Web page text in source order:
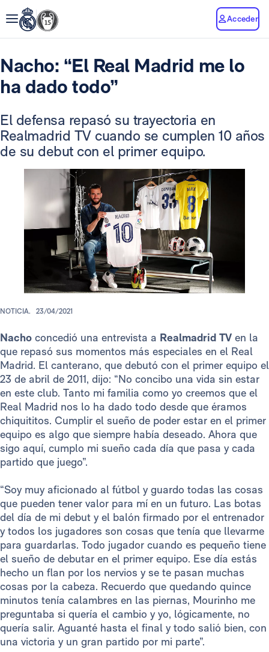
Acceder
Nacho: “El Real Madrid me lo
ha dado todo”
El defensa repasó su trayectoria en
Realmadrid TV cuando se cumplen 10 años
de su debut con el primer equipo.
NOTICIA. 23/04/2021
Nacho concedió una entrevista a Realmadrid TV en la
que repasó sus momentos más especiales en el Real
Madrid. El canterano, que debutó con el primer equipo el
23 de abril de 2011, dijo: “No concibo una vida sin estar
en este club. Tanto mi familia como yo creemos que el
Real Madrid nos lo ha dado todo desde que éramos
chiquititos. Cumplir el sueño de poder estar en el primer
equipo es algo que siempre había deseado. Ahora que
sigo aquí, cumplo mi sueño cada día que pasa y cada
partido que juego”.
“Soy muy aficionado al fútbol y guardo todas las cosas
que pueden tener valor para mí en un futuro. Las botas
del día de mi debut y el balón firmado por el entrenador
y todos los jugadores son cosas que tenía que llevarme
para guardarlas. Todo jugador cuando es pequeño tiene
el sueño de debutar en el primer equipo. Ese día estás
hecho un flan por los nervios y se te pasan muchas
cosas por la cabeza. Recuerdo que quedando quince
minutos tenía calambres en las piernas, Mourinho me
preguntaba si quería el cambio y yo, lógicamente, no
quería salir. Aguanté hasta el final y todo salió bien, con
una victoria y un gran partido por mi parte”.